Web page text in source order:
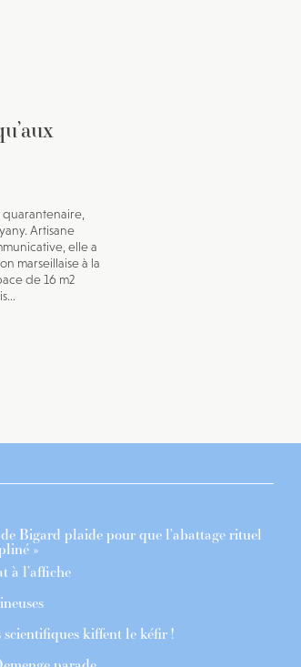
Artisane
elle a
marseillaise à la
de 16 m2
Bigard plaide pour que l’abattage rituel
»
à l’affiche
kiffent le kéfir !